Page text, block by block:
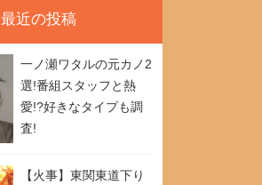
最近の投稿
一ノ瀬ワタルの元カノ2
選!番組スタッフと熱
愛!?好きなタイプも調
査!
【火事】東関東道下り